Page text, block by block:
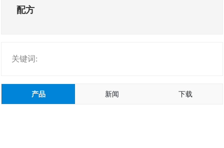
配方
关键词:
产品 新闻 下载